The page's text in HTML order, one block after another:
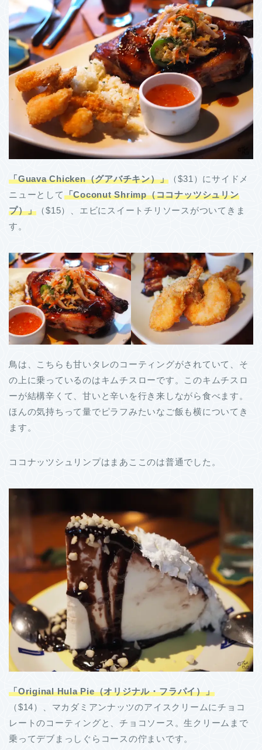
「Guava Chicken（グアバチキン）」 （$31）にサイドメ
ニューとして「Coconut Shrimp（ココナッツシュリン
プ）」 （$15）、エビにスイートチリソースがついてきま
す。
鳥は、こちらも甘いタレのコーティングがされていて、そ
の上に乗っているのはキムチスローです。このキムチスロ
ーが結構辛くて、甘いと辛いを行き来しながら食べます。
ほんの気持ちって量でピラフみたいなご飯も横についてき
ます。
ココナッツシュリンプはまあここのは普通でした。
「Original Hula Pie（オリジナル・フラパイ）」
（$14）、マカダミアンナッツのアイスクリームにチョコ
レートのコーティングと、チョコソース。生クリームまで
乗ってデブまっしぐらコースの佇まいです。